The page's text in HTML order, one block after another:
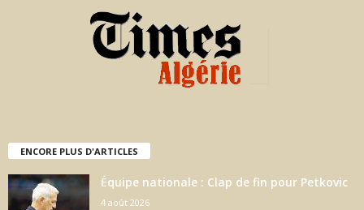
ENCORE PLUS D'ARTICLES
Équipe nationale : Clap de fin pour Petkovic
4 août 2026